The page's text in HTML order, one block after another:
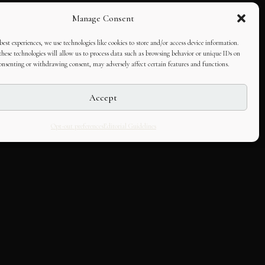
Manage Consent
experiences, we use technologies like cookies to store and/or access device information.
technologies will allow us to process data such as browsing behavior or unique IDs on
or withdrawing consent, may adversely affect certain features and functions.
Accept
Opt-out preferencesEditorial Guidelines